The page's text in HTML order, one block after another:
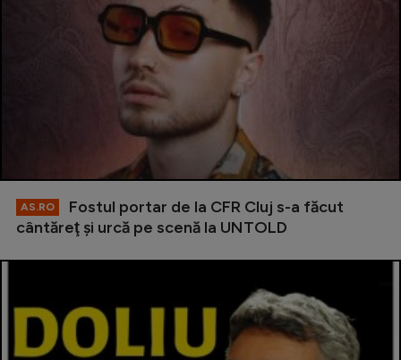
AS.RO
Fostul portar de la CFR Cluj s-a făcut
cântăreţ şi urcă pe scenă la UNTOLD